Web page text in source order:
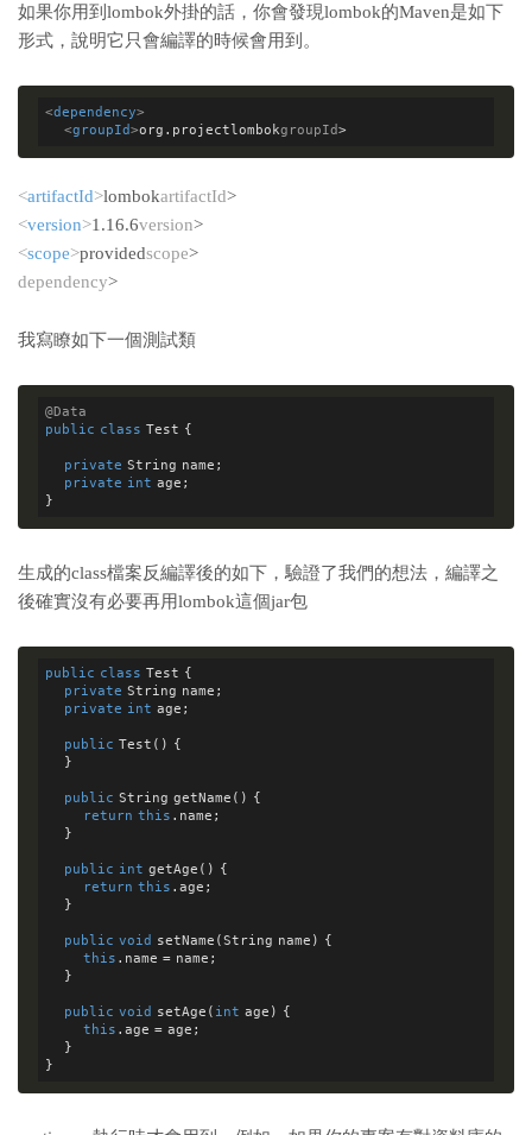
如果你用到lombok外掛的話，你會發現lombok的Maven是如下
形式，說明它只會編譯的時候會用到。
<dependency>
<groupId>org.projectlombokgroupId>
<artifactId>lombokartifactId>
<version>1.16.6version>
<scope>providedscope>
dependency>
我寫瞭如下一個測試類
@Data
public class Test {
private String name;
private int age;
生成的class檔案反編譯後的如下，驗證了我們的想法，編譯之
後確實沒有必要再用lombok這個jar包
public class Test {
private String name;
private int age;
public Test() {
}
public String getName() {
return this .name;
}
public int getAge() {
return this .age;
}
public void setName(String name) {
this .name = name;
}
public void setAge( int age) {
this .age = age;
}